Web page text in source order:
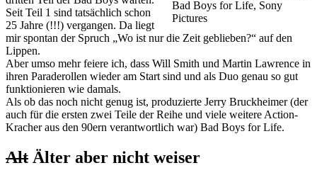
Bad Boys for Life, Sony
Pictures
Seit Teil 1 sind tatsächlich schon
25 Jahre (!!!) vergangen. Da liegt
mir spontan der Spruch „Wo ist nur die Zeit geblieben?“ auf den
Lippen.
Aber umso mehr feiere ich, dass Will Smith und Martin Lawrence in
ihren Paraderollen wieder am Start sind und als Duo genau so gut
funktionieren wie damals.
Als ob das noch nicht genug ist, produzierte Jerry Bruckheimer (der
auch für die ersten zwei Teile der Reihe und viele weitere Action-
Kracher aus den 90ern verantwortlich war) Bad Boys for Life.
Alt Älter aber nicht weiser